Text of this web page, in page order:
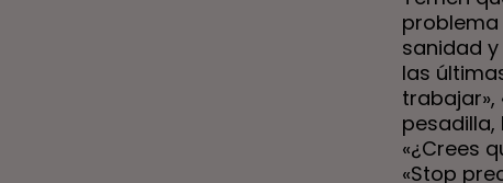
sanidad
las
trabajar»,
pesadilla,
«¿Crees
«Stop